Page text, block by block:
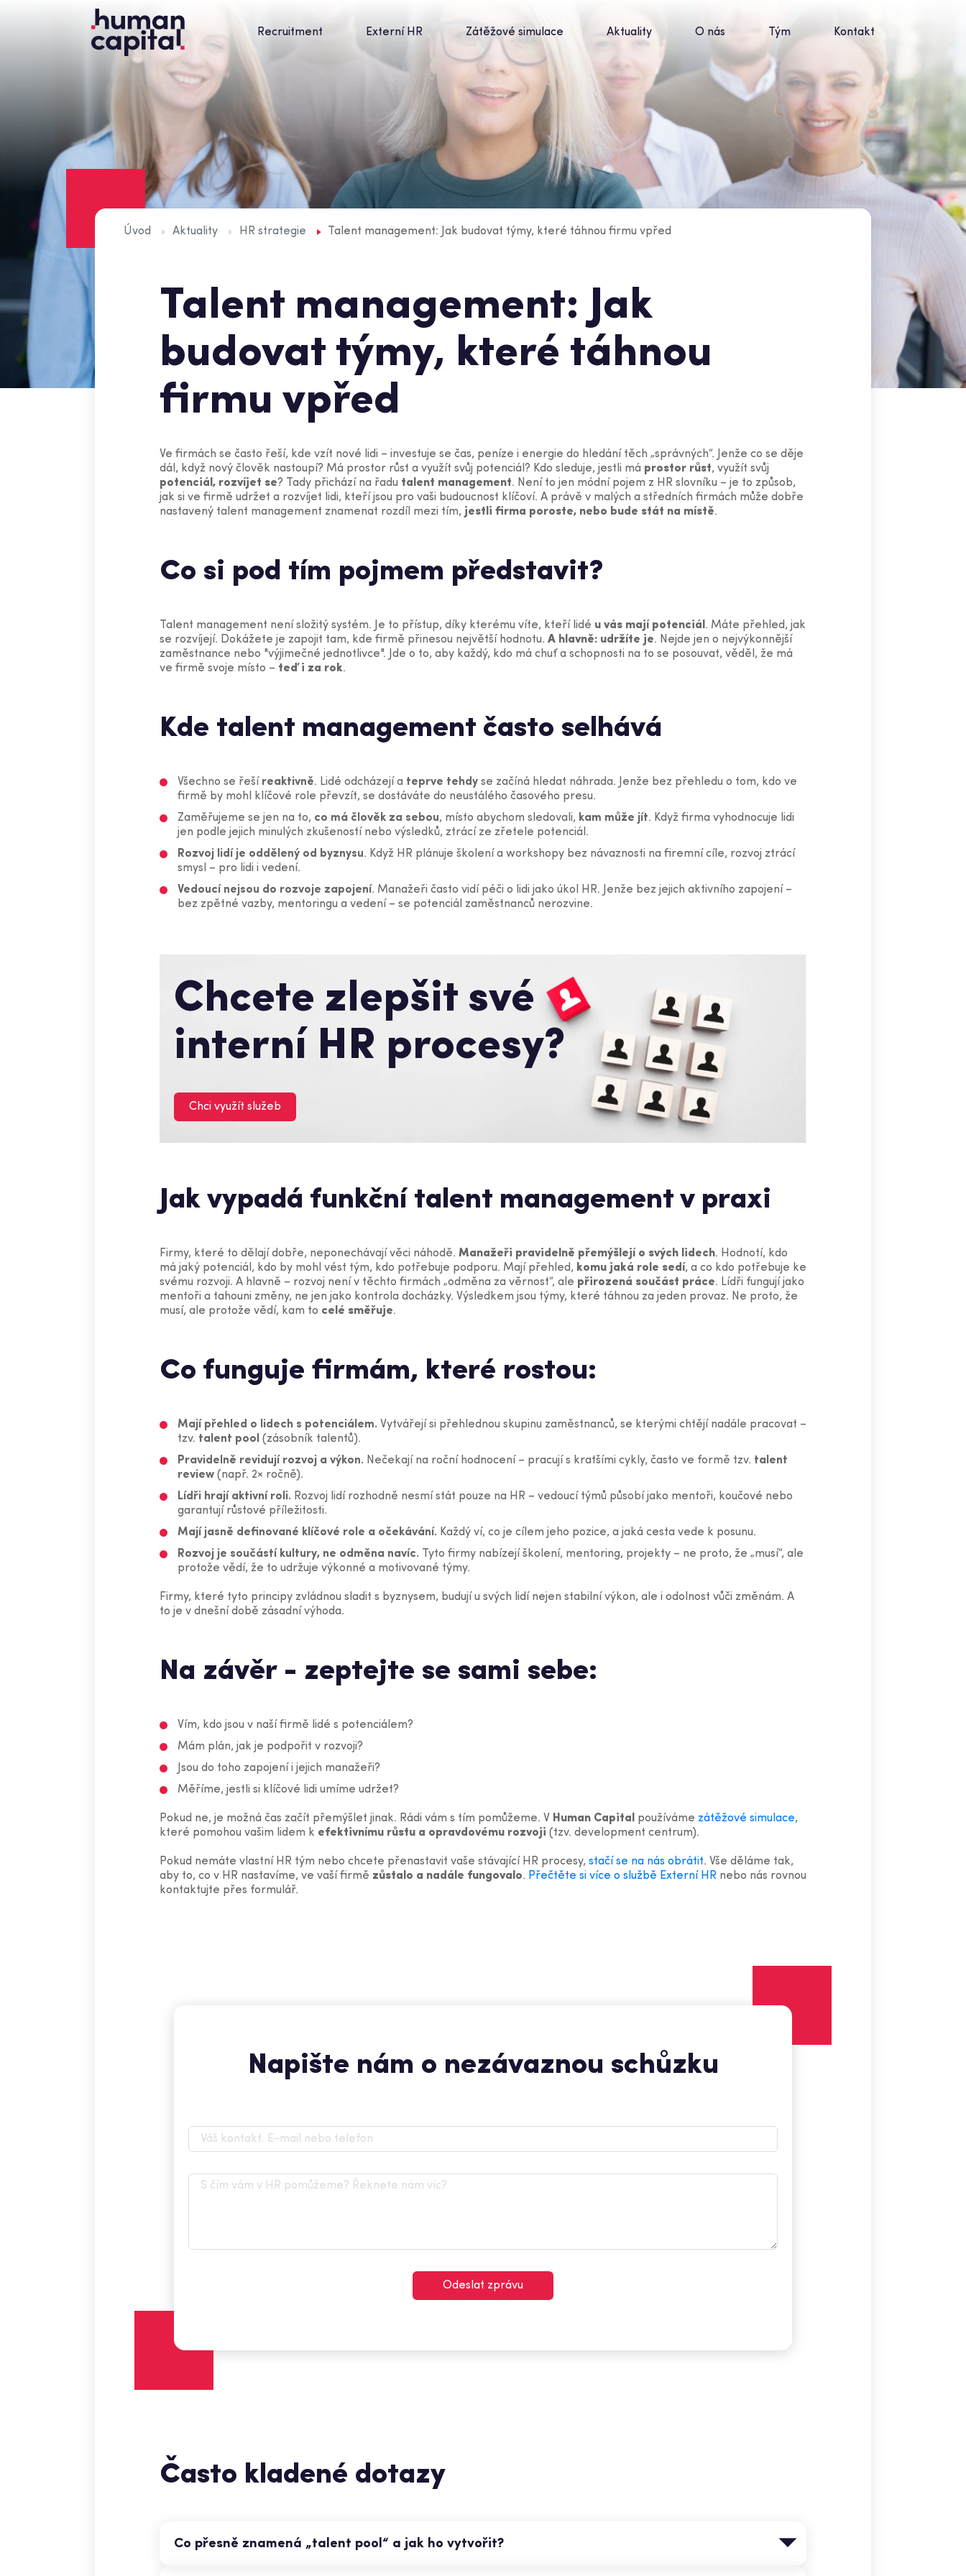
Recruitment Externí HR Zátěžové simulace Aktuality O nás Tým Kontakt
Úvod Aktuality HR strategie Talent management: Jak budovat týmy, které táhnou firmu vpřed
Talent management: Jak
budovat týmy, které táhnou
firmu vpřed
Ve firmách se často řeší, kde vzít nové lidi – investuje se čas, peníze i energie do hledání těch „správných“. Jenže co se děje
dál, když nový člověk nastoupí? Má prostor růst a využít svůj potenciál? Kdo sleduje, jestli má prostor růst, využít svůj
potenciál, rozvíjet se? Tady přichází na řadu talent management. Není to jen módní pojem z HR slovníku – je to způsob,
jak si ve firmě udržet a rozvíjet lidi, kteří jsou pro vaši budoucnost klíčoví. A právě v malých a středních firmách může dobře
nastavený talent management znamenat rozdíl mezi tím, jestli firma poroste, nebo bude stát na místě.
Co si pod tím pojmem představit?
Talent management není složitý systém. Je to přístup, díky kterému víte, kteří lidé u vás mají potenciál . Máte přehled, jak
se rozvíjejí. Dokážete je zapojit tam, kde firmě přinesou největší hodnotu. A hlavně: udržíte je. Nejde jen o nejvýkonnější
zaměstnance nebo "výjimečné jednotlivce". Jde o to, aby každý, kdo má chuť a schopnosti na to se posouvat, věděl, že má
ve firmě svoje místo – teď i za rok.
Kde talent management často selhává
Všechno se řeší reaktivně. Lidé odcházejí a teprve tehdy se začíná hledat náhrada. Jenže bez přehledu o tom, kdo ve
firmě by mohl klíčové role převzít, se dostáváte do neustálého časového presu.
Zaměřujeme se jen na to, co má člověk za sebou, místo abychom sledovali, kam může jít. Když firma vyhodnocuje lidi
jen podle jejich minulých zkušeností nebo výsledků, ztrácí ze zřetele potenciál.
Rozvoj lidí je oddělený od byznysu. Když HR plánuje školení a workshopy bez návaznosti na firemní cíle, rozvoj ztrácí
smysl – pro lidi i vedení.
Vedoucí nejsou do rozvoje zapojení. Manažeři často vidí péči o lidi jako úkol HR. Jenže bez jejich aktivního zapojení –
bez zpětné vazby, mentoringu a vedení – se potenciál zaměstnanců nerozvine.
Chcete zlepšit své
interní HR procesy?
Chci využít služeb
Jak vypadá funkční talent management v praxi
Firmy, které to dělají dobře, neponechávají věci náhodě. Manažeři pravidelně přemýšlejí o svých lidech. Hodnotí, kdo
má jaký potenciál, kdo by mohl vést tým, kdo potřebuje podporu. Mají přehled, komu jaká role sedí, a co kdo potřebuje ke
svému rozvoji. A hlavně – rozvoj není v těchto firmách „odměna za věrnost“, ale přirozená součást práce. Lídři fungují jako
mentoři a tahouni změny, ne jen jako kontrola docházky. Výsledkem jsou týmy, které táhnou za jeden provaz. Ne proto, že
musí, ale protože vědí, kam to celé směřuje.
Co funguje firmám, které rostou:
Mají přehled o lidech s potenciálem. Vytvářejí si přehlednou skupinu zaměstnanců, se kterými chtějí nadále pracovat –
tzv. talent pool (zásobník talentů).
Pravidelně revidují rozvoj a výkon. Nečekají na roční hodnocení – pracují s kratšími cykly, často ve formě tzv. talent
review (např. 2× ročně).
Lídři hrají aktivní roli. Rozvoj lidí rozhodně nesmí stát pouze na HR – vedoucí týmů působí jako mentoři, koučové nebo
garantují růstové příležitosti.
Mají jasně definované klíčové role a očekávání. Každý ví, co je cílem jeho pozice, a jaká cesta vede k posunu.
Rozvoj je součástí kultury, ne odměna navíc. Tyto firmy nabízejí školení, mentoring, projekty – ne proto, že „musí“, ale
protože vědí, že to udržuje výkonné a motivované týmy.
Firmy, které tyto principy zvládnou sladit s byznysem, budují u svých lidí nejen stabilní výkon, ale i odolnost vůči změnám. A
to je v dnešní době zásadní výhoda.
Na závěr - zeptejte se sami sebe:
Vím, kdo jsou v naší firmě lidé s potenciálem?
Mám plán, jak je podpořit v rozvoji?
Jsou do toho zapojení i jejich manažeři?
Měříme, jestli si klíčové lidi umíme udržet?
Pokud ne, je možná čas začít přemýšlet jinak. Rádi vám s tím pomůžeme. V Human Capital používáme zátěžové simulace,
které pomohou vašim lidem k efektivnímu růstu a opravdovému rozvoji (tzv. development centrum).
Pokud nemáte vlastní HR tým nebo chcete přenastavit vaše stávající HR procesy, stačí se na nás obrátit. Vše děláme tak,
aby to, co v HR nastavíme, ve vaší firmě zůstalo a nadále fungovalo. Přečtěte si více o službě Externí HR nebo nás rovnou
kontaktujte přes formulář.
Napište nám o nezávaznou schůzku
Odeslat zprávu
Často kladené dotazy
Co přesně znamená „talent pool“ a jak ho vytvořit?